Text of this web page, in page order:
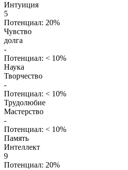
Интуиция
5
Потенциал: 20%
Чувство
долга
-
Потенциал: < 10%
Наука
Творчество
-
Потенциал: < 10%
Трудолюбие
Мастерство
-
Потенциал: < 10%
Память
Интеллект
9
Потенциал: 20%